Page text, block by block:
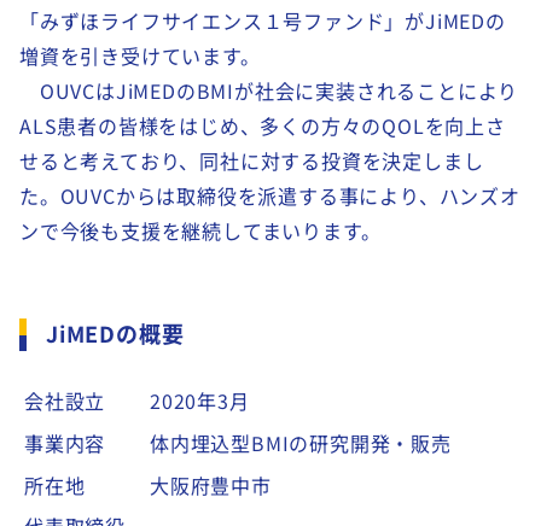
「みずほライフサイエンス１号ファンド」がJiMEDの
増資を引き受けています。
OUVCはJiMEDのBMIが社会に実装されることにより
ALS患者の皆様をはじめ、多くの方々のQOLを向上さ
せると考えており、同社に対する投資を決定しまし
た。OUVCからは取締役を派遣する事により、ハンズオ
ンで今後も支援を継続してまいります。
JiMEDの概要
会社設立
2020年3月
事業内容
体内埋込型BMIの研究開発・販売
所在地
大阪府豊中市